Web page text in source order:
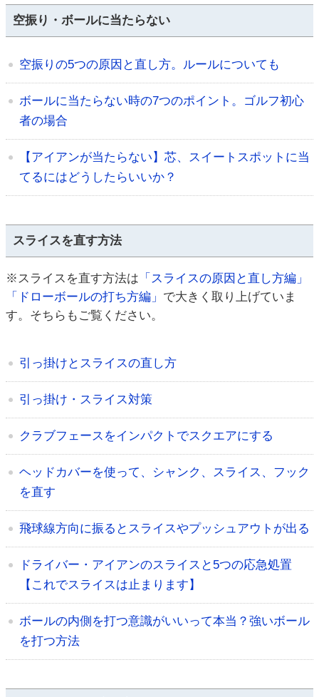
空振り・ボールに当たらない
空振りの5つの原因と直し方。ルールについても
ボールに当たらない時の7つのポイント。ゴルフ初心
者の場合
【アイアンが当たらない】芯、スイートスポットに当
てるにはどうしたらいいか？
スライスを直す方法
※スライスを直す方法は 「スライスの原因と直し方編」
「ドローボールの打ち方編」 で大きく取り上げていま
す。そちらもご覧ください。
引っ掛けとスライスの直し方
引っ掛け・スライス対策
クラブフェースをインパクトでスクエアにする
ヘッドカバーを使って、シャンク、スライス、フック
を直す
飛球線方向に振るとスライスやプッシュアウトが出る
ドライバー・アイアンのスライスと5つの応急処置
【これでスライスは止まります】
ボールの内側を打つ意識がいいって本当？強いボール
を打つ方法